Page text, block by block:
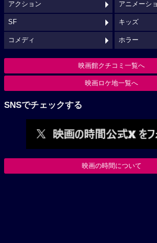
アクション アニメーシ
SF キッズ
コメディ ホラー
映画館クチコミ一覧へ
映画ロケ地一覧へ
SNSでチェックする
映画の時間について